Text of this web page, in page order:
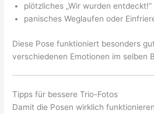
plötzliches „Wir wurden entdeckt!“
panisches Weglaufen oder
Diese Pose funktioniert besonders
verschiedenen Emotionen im selben
Tipps für bessere Trio-Fotos
Damit die Posen wirklich